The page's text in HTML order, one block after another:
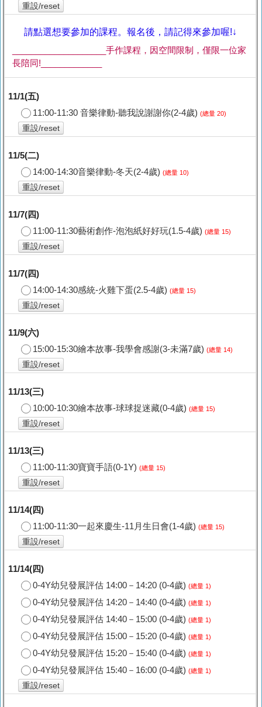
重設/reset
請點選想要參加的課程。報名後，請記得來參加喔!↓
____________________手作課程，因空間限制，僅限一位家
長陪同!_____________
11/1(五)
11:00-11:30 音樂律動-聽我說謝謝你(2-4歲) (總量 20)
重設/reset
11/5(二)
14:00-14:30音樂律動-冬天(2-4歲) (總量 10)
重設/reset
11/7(四)
11:00-11:30藝術創作-泡泡紙好好玩(1.5-4歲) (總量 15)
重設/reset
11/7(四)
14:00-14:30感統-火雞下蛋(2.5-4歲) (總量 15)
重設/reset
11/9(六)
15:00-15:30繪本故事-我學會感謝(3-未滿7歲) (總量 14)
重設/reset
11/13(三)
10:00-10:30繪本故事-球球捉迷藏(0-4歲) (總量 15)
重設/reset
11/13(三)
11:00-11:30寶寶手語(0-1Y) (總量 15)
重設/reset
11/14(四)
11:00-11:30一起來慶生-11月生日會(1-4歲) (總量 15)
重設/reset
11/14(四)
0-4Y幼兒發展評估 14:00－14:20 (0-4歲) (總量 1)
0-4Y幼兒發展評估 14:20－14:40 (0-4歲) (總量 1)
0-4Y幼兒發展評估 14:40－15:00 (0-4歲) (總量 1)
0-4Y幼兒發展評估 15:00－15:20 (0-4歲) (總量 1)
0-4Y幼兒發展評估 15:20－15:40 (0-4歲) (總量 1)
0-4Y幼兒發展評估 15:40－16:00 (0-4歲) (總量 1)
重設/reset